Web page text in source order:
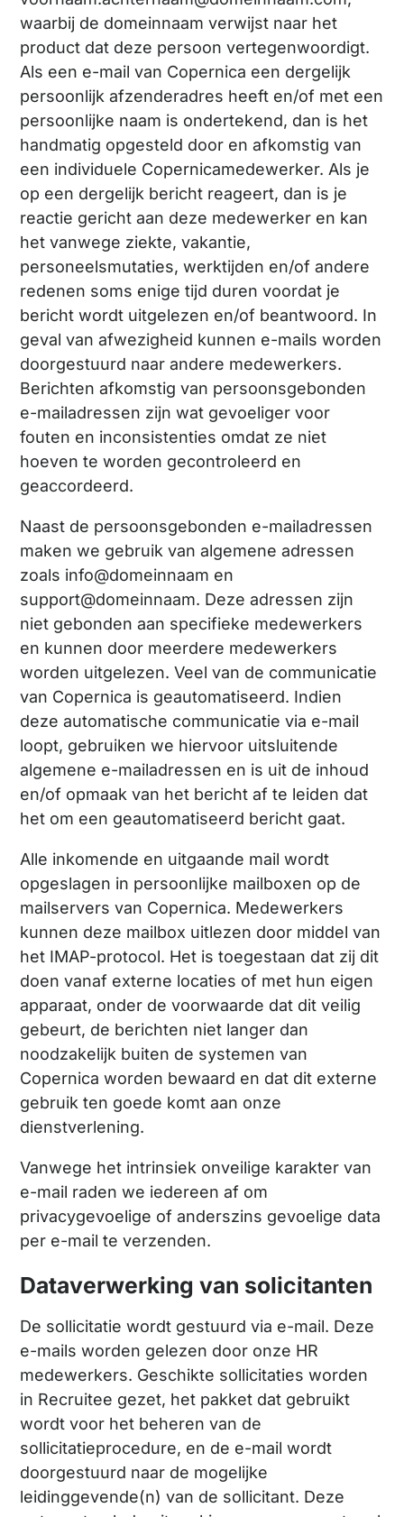
waarbij de domeinnaam verwijst naar het
product dat deze persoon vertegenwoordigt.
Als een e-mail van Copernica een dergelijk
persoonlijk afzenderadres heeft en/of met een
persoonlijke naam is ondertekend, dan is het
handmatig opgesteld door en afkomstig van
een individuele Copernicamedewerker. Als je
op een dergelijk bericht reageert, dan is je
reactie gericht aan deze medewerker en kan
het vanwege ziekte, vakantie,
personeelsmutaties, werktijden en/of andere
redenen soms enige tijd duren voordat je
bericht wordt uitgelezen en/of beantwoord. In
geval van afwezigheid kunnen e-mails worden
doorgestuurd naar andere medewerkers.
Berichten afkomstig van persoonsgebonden
e-mailadressen zijn wat gevoeliger voor
fouten en inconsistenties omdat ze niet
hoeven te worden gecontroleerd en
geaccordeerd.
Naast de persoonsgebonden e-mailadressen
maken we gebruik van algemene adressen
zoals info@domeinnaam en
support@domeinnaam. Deze adressen zijn
niet gebonden aan specifieke medewerkers
en kunnen door meerdere medewerkers
worden uitgelezen. Veel van de communicatie
van Copernica is geautomatiseerd. Indien
deze automatische communicatie via e-mail
loopt, gebruiken we hiervoor uitsluitende
algemene e-mailadressen en is uit de inhoud
en/of opmaak van het bericht af te leiden dat
het om een geautomatiseerd bericht gaat.
Alle inkomende en uitgaande mail wordt
opgeslagen in persoonlijke mailboxen op de
mailservers van Copernica. Medewerkers
kunnen deze mailbox uitlezen door middel van
het IMAP-protocol. Het is toegestaan dat zij dit
doen vanaf externe locaties of met hun eigen
apparaat, onder de voorwaarde dat dit veilig
gebeurt, de berichten niet langer dan
noodzakelijk buiten de systemen van
Copernica worden bewaard en dat dit externe
gebruik ten goede komt aan onze
dienstverlening.
Vanwege het intrinsiek onveilige karakter van
e-mail raden we iedereen af om
privacygevoelige of anderszins gevoelige data
per e-mail te verzenden.
Dataverwerking van solicitanten
De sollicitatie wordt gestuurd via e-mail. Deze
e-mails worden gelezen door onze HR
medewerkers. Geschikte sollicitaties worden
in Recruitee gezet, het pakket dat gebruikt
wordt voor het beheren van de
sollicitatieprocedure, en de e-mail wordt
doorgestuurd naar de mogelijke
leidinggevende(n) van de sollicitant. Deze